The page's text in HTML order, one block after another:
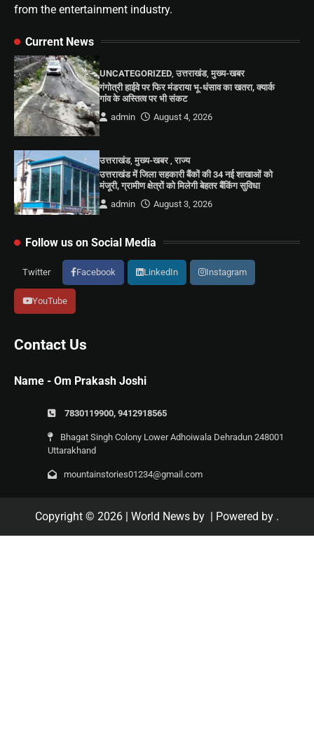
from the entertainment industry.
Current News
UNCATEGORIZED,उत्तराखंड,मुख्य-खबर
गंगोत्री हाईवे पर फिर मंडराया भू-धंसाव का खतरा, क्यार्क
गांव के अस्तित्व पर भी संकट
admin
August 4, 2026
उत्तराखंड,मुख्य-खबर ,राज्य
उत्तराखंड में जिला सहकारी बैंकों की 34 नई शाखाओं को
मंजूरी, ग्रामीण क्षेत्रों को मिलेगी बेहतर बैंकिंग सुविधा
admin
August 3, 2026
Follow us on Social Media
Twitter Facebook LinkedIn Instagram
YouTube
Contact Us
Name - Om Prakash Joshi
7830119900, 9412918565
Bhagat Singh Colony Lower Adhoiwala Dehradun 248001
Uttarakhand
mountainstories01234@gmail.com
Copyright © 2026 | World News by | Powered by .